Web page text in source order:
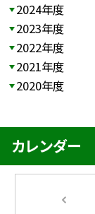
2024年度
2023年度
2022年度
2021年度
2020年度
カレンダー